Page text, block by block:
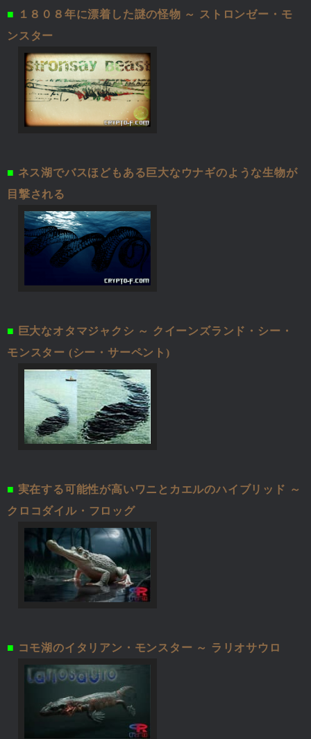
■
１８０８年に漂着した謎の怪物 ～ ストロンゼー・モ
ンスター
■ ネス湖でバスほどもある巨大なウナギのような生物が
目撃される
■ 巨大なオタマジャクシ ～ クイーンズランド・シー・
モンスター (シー・サーペント)
■ 実在する可能性が高いワニとカエルのハイブリッド ～
クロコダイル・フロッグ
■ コモ湖のイタリアン・モンスター ～ ラリオサウロ